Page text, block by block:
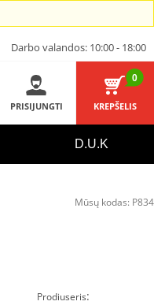
Darbo valandos: 10:00 - 18:00
PRISIJUNGTI
0
KREPŠELIS
D.U.K
Prodiuseris:
Mūsų kodas: P834